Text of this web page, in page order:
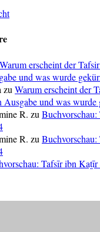
Warum erscheint der
und was wurde
zu Warum erscheint der
Ausgabe und was wurde
R. zu
R. zu
Tafsīr ibn